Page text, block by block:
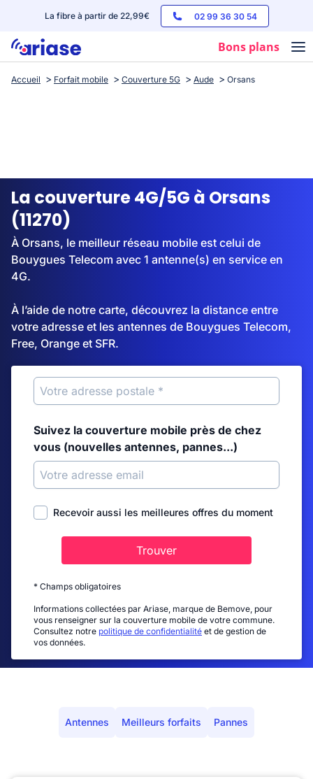
La fibre à partir de 22,99€ 02 99 36 30 54
Bons plans
Box internet
Streaming
Accueil Forfait mobile Couverture 5G Aude Orsans
La couverture 4G/5G à Orsans
(11270)
À Orsans, le meilleur réseau mobile est celui de
Bouygues Telecom avec 1 antenne(s) en service en
4G.
À l’aide de notre carte, découvrez la distance entre
votre adresse et les antennes de Bouygues Telecom,
Free, Orange et SFR.
Suivez la couverture mobile près de chez
vous (nouvelles antennes, pannes...)
Recevoir aussi les meilleures offres du moment
Trouver
* Champs obligatoires
Informations collectées par Ariase, marque de Bemove, pour
vous renseigner sur la couverture mobile de votre commune.
Consultez notre politique de confidentialité et de gestion de
vos données.
Antennes Meilleurs forfaits Pannes